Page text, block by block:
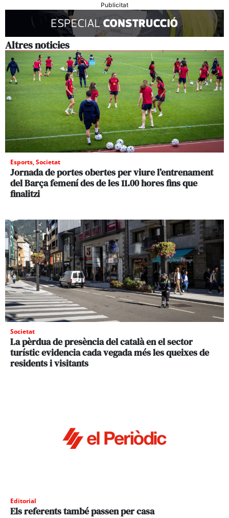
Publicitat
Altres noticies
Esports,Societat
Jornada de portes obertes per viure l’entrenament
del Barça femení des de les 11.00 hores fins que
finalitzi
Societat
La pèrdua de presència del català en el sector
turístic evidencia cada vegada més les queixes de
residents i visitants
Editorial
Els referents també passen per casa